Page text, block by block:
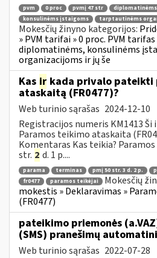
pvm 0 proc pvmį 47 str
konsulinėms įstaigoms
tarptautinėms
Mokesčių žinyno kategorijos:
» PVM tarifai » 0 proc. PVM
diplomatinėms, konsulinėms
organizacijoms ir jų še
Kas ir kada privalo pateikti
ataskaitą (FR0477)?
Web turinio sąrašas 2024-12-10
Registracijos numeris KM1413
Paramos teikimo ataskaita
Komentaras Kas teikia?
str. 2 d. 1 p....
parama terminas pmį 50 str. 3 d. 2 p.
fr0477
paramos teikėjai Mokesčių
mokestis » Deklaravimas »
(FR0477)
pateikimo priemonės
(SMS) pranešimų
Web turinio sąrašas 2022-07-28